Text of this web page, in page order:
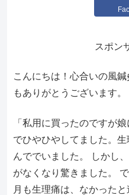
スポン
こんにちは！心合いの風
もありがとうございます。
「私用に買ったのですが
でひやひやしてました。
んででいました。 しかし
がなくなり驚きました。
月も生理痛は、なかった